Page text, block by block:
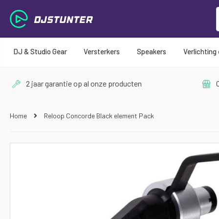
DJ & Studio Gear Versterkers Speakers
2 jaar garantie op al onze producten
Home Reloop Concorde Black element Pack